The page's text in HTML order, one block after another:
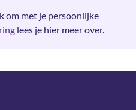
om met je persoonlijke
lees je hier meer over.